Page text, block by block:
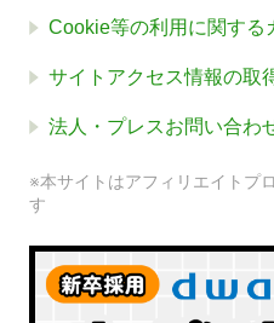
Cookie等の利用に関する
サイトアクセス情報の取
法人・プレスお問い合わ
※本サイトはアフィリエイトプ
す